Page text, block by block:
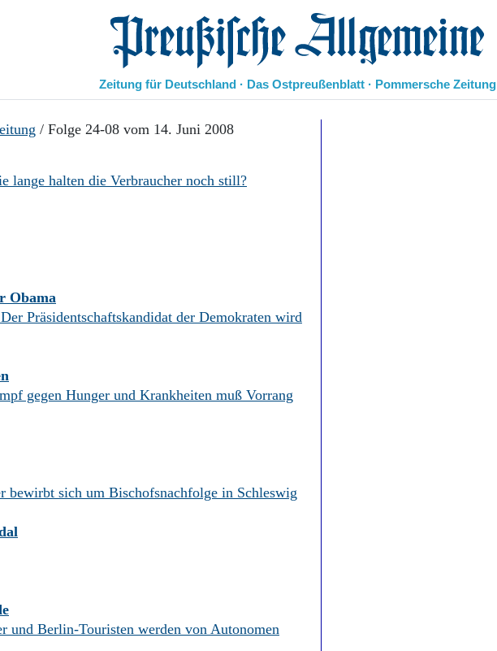
Preußische Allgemeine Zeitung
Zeitung für Deutschland · Das Ostpreußenblatt · Pommersche Zeitung
Danzig und Westpreußen
/ Folge 24-08 vom 14. Juni 2008
lange halten die Verbraucher noch still?
Obama
Präsidentschaftskandidat der Demokraten wird
gegen Hunger und Krankheiten muß Vorrang
bewirbt sich um Bischofsnachfolge in Schleswig
und Berlin-Touristen werden von Autonomen